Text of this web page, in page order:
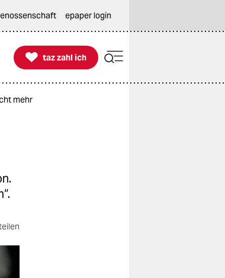
epaper login

taz zahl ich
taz zahl ich
mehr